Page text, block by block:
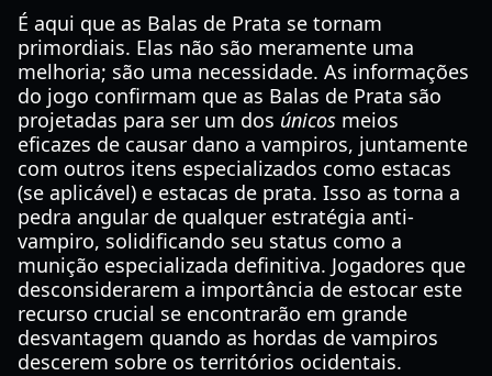
É aqui que as Balas de Prata se tornam
primordiais. Elas não são meramente uma
melhoria; são uma necessidade. As informações
do jogo confirmam que as Balas de Prata são
projetadas para ser um dos únicos meios
eficazes de causar dano a vampiros, juntamente
com outros itens especializados como estacas
(se aplicável) e estacas de prata. Isso as torna a
pedra angular de qualquer estratégia anti-
vampiro, solidificando seu status como a
munição especializada definitiva. Jogadores que
desconsiderarem a importância de estocar este
recurso crucial se encontrarão em grande
desvantagem quando as hordas de vampiros
descerem sobre os territórios ocidentais.